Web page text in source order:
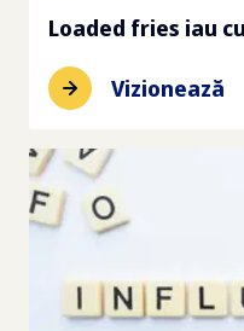
Loaded fries iau
Vizionează